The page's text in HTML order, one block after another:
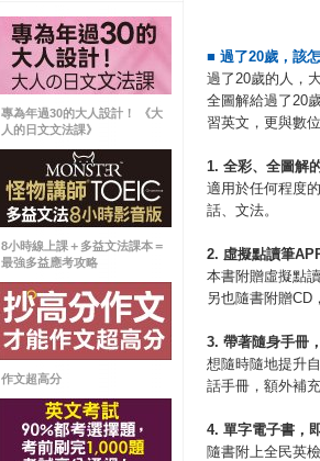
專為年過30的大人設計！ 《大
人的日文文法課》
8小時線上課＋多益文法課本＝
最強多益應考攻略
作文超高分
■ 過了20歲，該
過了20歲的人，
全圖解給過了20
習英文，更與數
1. 全彩、全圖解
適用於任何程度
話、文法。
2. 虛擬點讀筆
本書附贈虛擬點
另也隨書附贈CD
3. 帶著隨身手冊
想隨時隨地提升
話手冊，額外補
4. 單字電子書，
隨書附上全民英